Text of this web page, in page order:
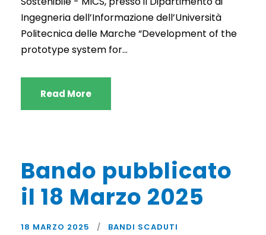
Ingegneria dell’Informazione dell’Università
Politecnica delle Marche “Development of the
prototype system for...
Read More
Bando pubblicato
il 18 Marzo 2025
18 MARZO 2025 BANDI SCADUTI